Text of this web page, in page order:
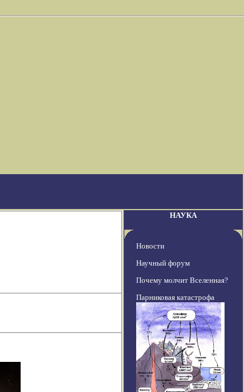
НАУКА
Новости
Научный форум
Почему молчит Вселенная?
Парниковая катастрофа